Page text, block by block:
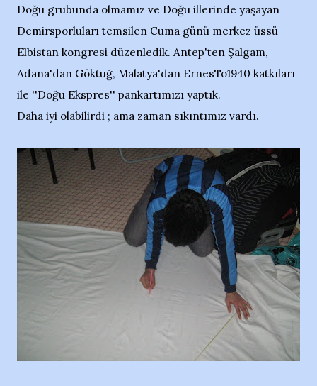
Doğu grubunda olmamız ve Doğu illerinde yaşayan
Demirsporluları temsilen Cuma günü merkez üssü
Elbistan kongresi düzenledik. Antep'ten Şalgam,
Adana'dan Göktuğ, Malatya'dan ErnesTo1940 katkıları
ile ''Doğu Ekspres'' pankartımızı yaptık.
Daha iyi olabilirdi ; ama zaman sıkıntımız vardı.